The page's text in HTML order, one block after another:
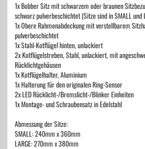
1x Bobber Sitz mit schwarzem oder braunen
schwarz pulverbeschichtet (Sitze sind in SMALL und
1x Obere Rahmenabdeckung mit verstellbarem
pulverbeschichtet
1x Stahl-Kotflügel hinten, unlackiert
2x Kotflügelstreben, Stahl, unlackiert, mit
Rücklichtgehäusen
1x Kotflügelhalter, Aluminium
1x Halterung für den originalen Ring-Sensor
2x LED Rücklicht-/Bremslicht-/Blinker Einheiten
1x Montage- und Schraubensatz in Edelstahl
Abmessung der Sitze:
SMALL: 240mm x 360mm
LARGE: 270mm x 380mm